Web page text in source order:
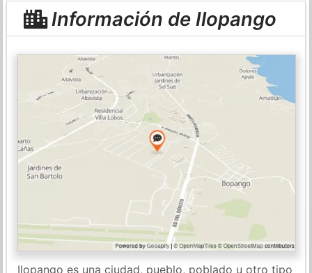
Información de Ilopango
Ilopango es una ciudad, pueblo, poblado u otro tipo